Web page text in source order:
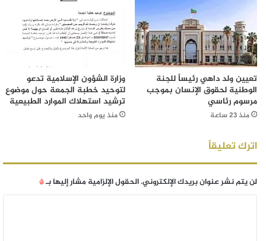
تعيين ولد داهي رئيساً للجنة
الوطنية لحقوق الإنسان بموجب
مرسوم رئاسي
منذ 23 ساعة
وزارة الشؤون الإسلامية تدعو
لتوحيد خطبة الجمعة حول موضوع
ترشيد استهلاك الموارد الطبيعية
منذ يوم واحد
اترك تعليقاً
لن يتم نشر عنوان بريدك الإلكتروني.الحقول الإلزامية مشار إليها بـ*